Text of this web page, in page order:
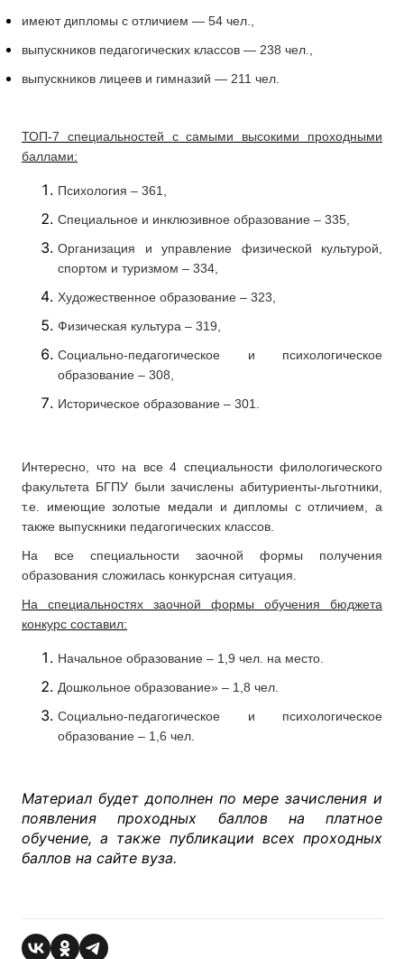
имеют дипломы с отличием — 54 чел.,
выпускников педагогических классов — 238 чел.,
выпускников лицеев и гимназий — 211 чел.
ТОП-7 специальностей с самыми высокими проходными
баллами:
Психология – 361,
Специальное и инклюзивное образование – 335,
Организация и управление физической культурой,
спортом и туризмом – 334,
Художественное образование – 323,
Физическая культура – 319,
Социально-педагогическое и психологическое
образование – 308,
Историческое образование – 301.
Интересно, что на все 4 специальности филологического
факультета БГПУ были зачислены абитуриенты-льготники,
т.е. имеющие золотые медали и дипломы с отличием, а
также выпускники педагогических классов.
На все специальности заочной формы получения
образования сложилась конкурсная ситуация.
На специальностях заочной формы обучения бюджета
конкурс составил:
Начальное образование – 1,9 чел. на место.
Дошкольное образование» – 1,8 чел.
Социально-педагогическое и психологическое
образование – 1,6 чел.
Материал будет дополнен по мере зачисления и
появления проходных баллов на платное
обучение, а также публикации всех проходных
баллов на сайте вуза.